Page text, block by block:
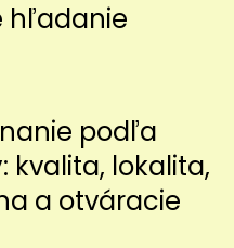
hľadanie
podľa
kvalita, lokalita,
a otváracie